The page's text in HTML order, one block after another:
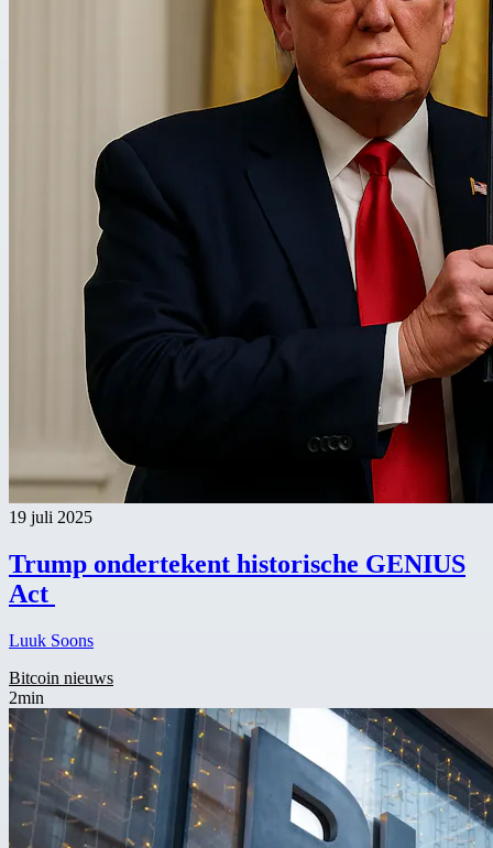
19 juli 2025
Trump ondertekent historische GENIUS
Act
Luuk Soons
Bitcoin nieuws
2min